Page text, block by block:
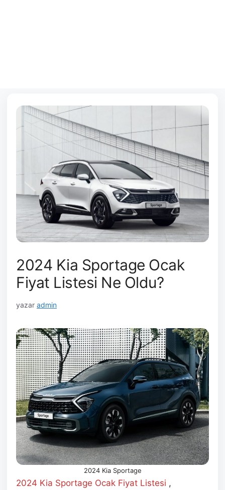
2024 Kia Sportage Ocak
Fiyat Listesi Ne Oldu?
yazar admin
2024 Kia Sportage
2024 Kia Sportage Ocak Fiyat Listesi ,